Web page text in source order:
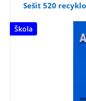
Škola
Sešit 520